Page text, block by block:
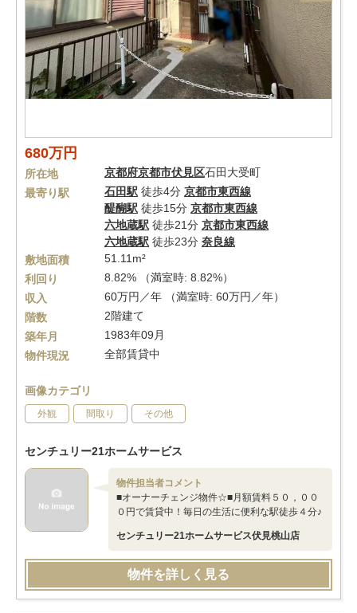
680万円
所在地 京都府京都市伏見区石田大受町
最寄り駅
石田駅 徒歩4分 京都市東西線
醍醐駅 徒歩15分 京都市東西線
六地蔵駅 徒歩21分 京都市東西線
六地蔵駅 徒歩23分 奈良線
敷地面積
51.11m²
利回り
8.82% （満室時: 8.82%）
収入
60万円／年 （満室時: 60万円／年）
階数
2階建て
築年月
1983年09月
物件現況
全部賃貸中
画像カテゴリ
外観 間取り その他
センチュリー21ホームサービス
物件担当者コメント
■オーナーチェンジ物件☆■月額賃料５０，００
０円で賃貸中！毎日の生活に便利な駅徒歩４分♪
センチュリー21ホームサービス伏見桃山店
物件を詳しく見る